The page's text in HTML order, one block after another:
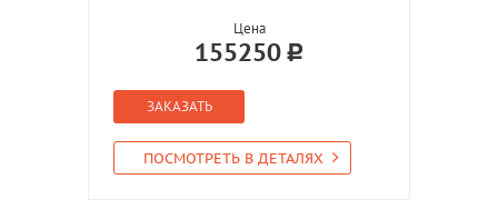
Цена
155250
ЗАКАЗАТЬ
ПОСМОТРЕТЬ В ДЕТАЛЯХ